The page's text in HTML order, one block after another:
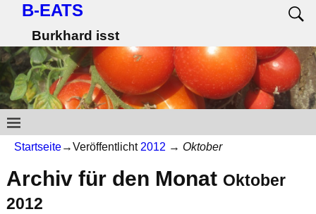
B-EATS
Burkhard isst
Startseite→Veröffentlicht 2012 → Oktober
Archiv für den Monat Oktober
2012